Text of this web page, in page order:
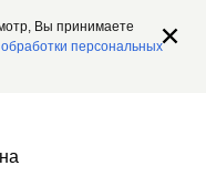
Вы принимаете
персональных